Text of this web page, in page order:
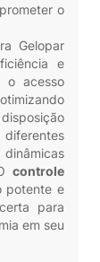
o
Gelopar
e
o acesso
controle
potente e
para
em seu